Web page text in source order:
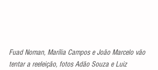
Fuad Noman, Marília Campos e João Marcelo vão
tentar a reeleição, fotos Adão Souza e Luiz